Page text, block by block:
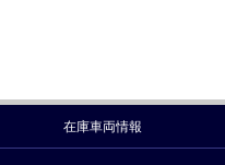
在庫車両情報